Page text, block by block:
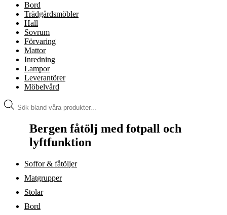
Bord
Trädgårdsmöbler
Hall
Sovrum
Förvaring
Mattor
Inredning
Lampor
Leverantörer
Möbelvård
Produktsökning
Bergen fåtölj med fotpall och
lyftfunktion
Soffor & fåtöljer
Matgrupper
Stolar
Bord